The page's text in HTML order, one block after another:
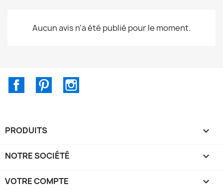
Aucun avis n'a été publié pour le moment.
FacebookPinterest
PRODUITS 
NOTRE SOCIÉTÉ 
VOTRE COMPTE 